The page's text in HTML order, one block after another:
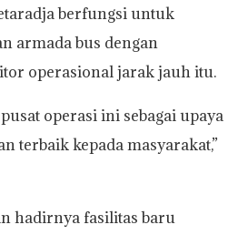
berfungsi untuk
armada bus dengan
operasional jarak jauh itu.
operasi ini sebagai upaya
terbaik kepada masyarakat,”
hadirnya fasilitas baru